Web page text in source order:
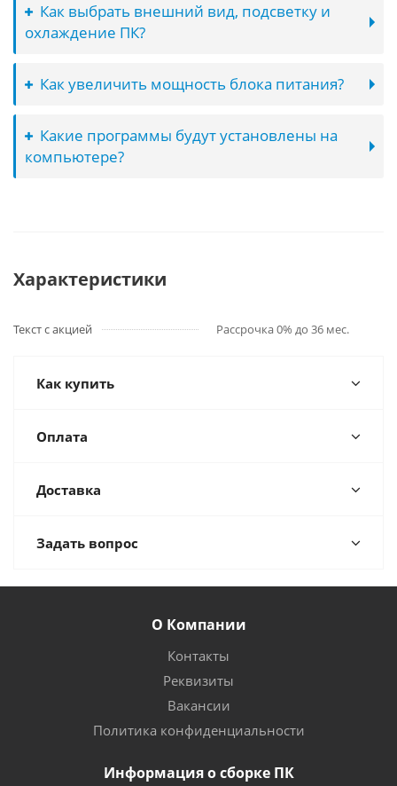
Как выбрать внешний вид, подсветку и
охлаждение ПК?
Как увеличить мощность блока питания?
Какие программы будут установлены на
компьютере?
Характеристики
Текст с акцией Рассрочка 0% до 36 мес.
Как купить
Оплата
Доставка
Задать вопрос
О Компании
Контакты
Реквизиты
Вакансии
Политика конфиденциальности
Информация о сборке ПК